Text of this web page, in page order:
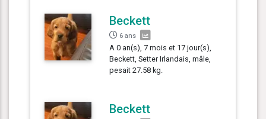
Beckett
6 ans
A 0 an(s), 7 mois et 17 jour(s),
Beckett, Setter Irlandais, mâle,
pesait 27.58 kg.
Beckett